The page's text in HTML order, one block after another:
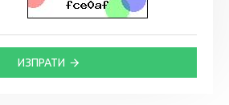
ИЗПРАТИ